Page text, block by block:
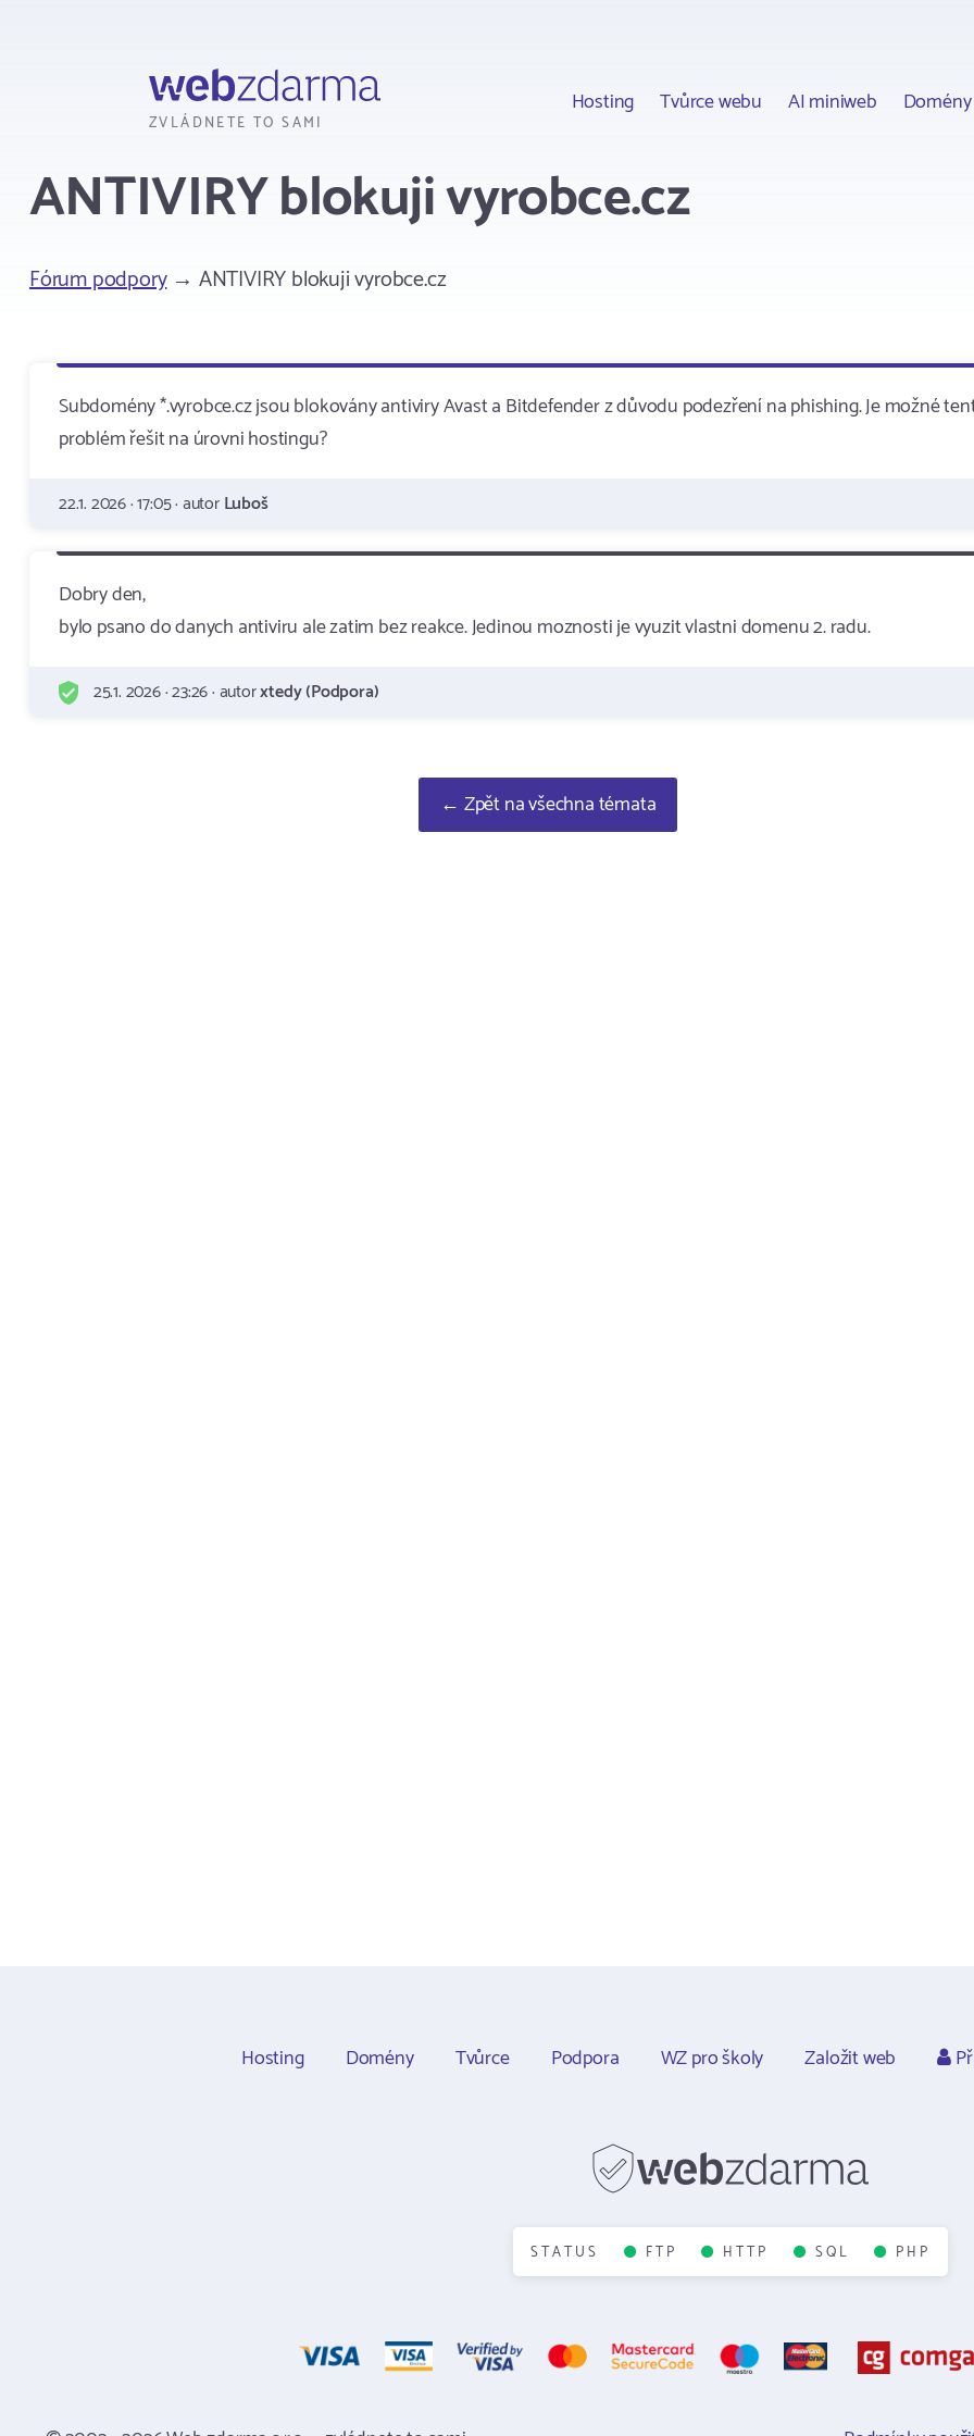
ZVLÁDNETE TO SAMI
Hosting Tvůrce webu AI miniweb Domény
ANTIVIRY blokuji vyrobce.cz
Fórum podpory→ ANTIVIRY blokuji vyrobce.cz
Subdomény *.vyrobce.cz jsou blokovány antiviry Avast a Bitdefender z důvodu podezření na phishing. Je možné
problém řešit na úrovni hostingu?
22.1. 2026 · 17:05 · autorLuboš
Dobry den,
bylo psano do danych antiviru ale zatim bez reakce. Jedinou moznosti je vyuzit vlastni domenu 2. radu.
25.1. 2026 · 23:26 · autorxtedy (Podpora)
← Zpět na všechna témata
Hosting Domény Tvůrce Podpora WZ pro školy Založit web
STATUS FTP HTTP SQL PHP